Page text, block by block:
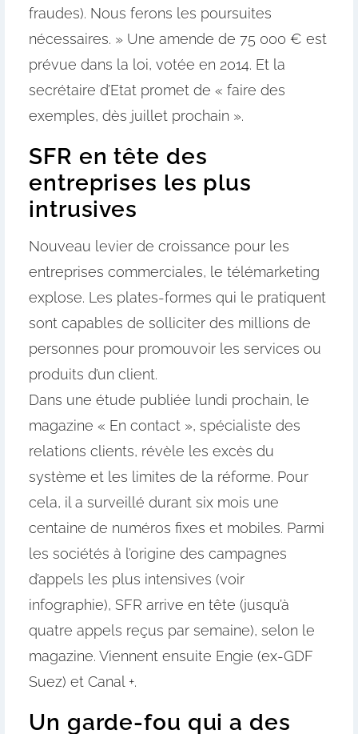
fraudes). Nous ferons les poursuites
nécessaires. » Une amende de 75 000 € est
prévue dans la loi, votée en 2014. Et la
secrétaire d’Etat promet de « faire des
exemples, dès juillet prochain ».
SFR en tête des
entreprises les plus
intrusives
Nouveau levier de croissance pour les
entreprises commerciales, le télémarketing
explose. Les plates-formes qui le pratiquent
sont capables de solliciter des millions de
personnes pour promouvoir les services ou
produits d’un client.
Dans une étude publiée lundi prochain, le
magazine « En contact », spécialiste des
relations clients, révèle les excès du
système et les limites de la réforme. Pour
cela, il a surveillé durant six mois une
centaine de numéros fixes et mobiles. Parmi
les sociétés à l’origine des campagnes
d’appels les plus intensives (voir
infographie), SFR arrive en tête (jusqu’à
quatre appels reçus par semaine), selon le
magazine. Viennent ensuite Engie (ex-GDF
Suez) et Canal +.
Un garde-fou qui a des